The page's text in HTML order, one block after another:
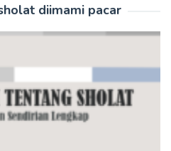
diimami pacar